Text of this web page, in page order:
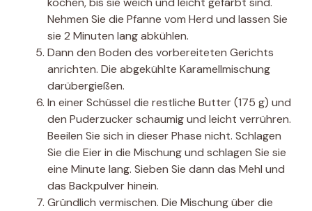
Nehmen Sie die Pfanne vom Herd und lassen Sie
sie 2 Minuten lang abkühlen.
Dann den Boden des vorbereiteten Gerichts
anrichten. Die abgekühlte Karamellmischung
darübergießen.
In einer Schüssel die restliche Butter (175 g) und
den Puderzucker schaumig und leicht verrühren.
Beeilen Sie sich in dieser Phase nicht. Schlagen
Sie die Eier in die Mischung und schlagen Sie sie
eine Minute lang. Sieben Sie dann das Mehl und
das Backpulver hinein.
Gründlich vermischen. Die Mischung über die